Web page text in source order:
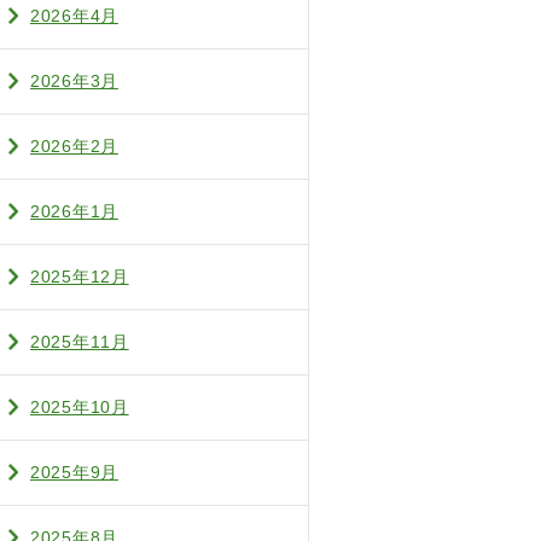
2026年4月
2026年3月
2026年2月
2026年1月
2025年12月
2025年11月
2025年10月
2025年9月